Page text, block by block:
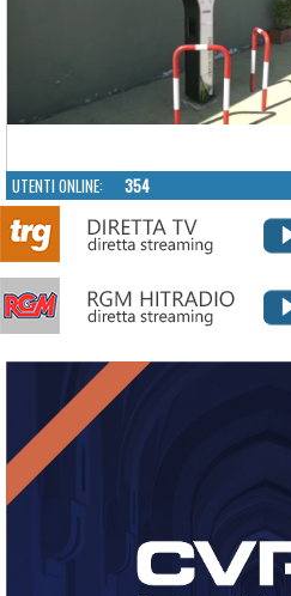
UTENTI ONLINE: 354